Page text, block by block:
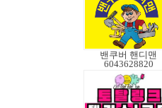
밴쿠버 핸디맨
6043628820